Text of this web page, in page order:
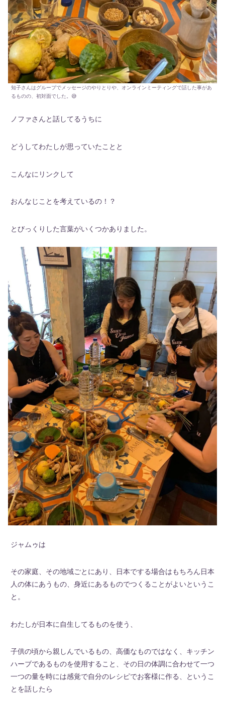
知子さんはグループでメッセージのやりとりや、オンラインミーティングで話した事があ
るものの、初対面でした。😅
ノファさんと話してるうちに
どうしてわたしが思っていたことと
こんなにリンクして
おんなじことを考えているの！？
とびっくりした言葉がいくつかありました。
ジャムゥは
その家庭、その地域ごとにあり、日本でする場合はもちろん日本
人の体にあうもの、身近にあるものでつくることがよいというこ
と。
わたしが日本に自生してるものを使う、
子供の頃から親しんでいるもの、高価なものではなく、キッチン
ハーブであるものを使用すること、その日の体調に合わせて一つ
一つの量を時には感覚で自分のレシピでお客様に作る、というこ
とを話したら